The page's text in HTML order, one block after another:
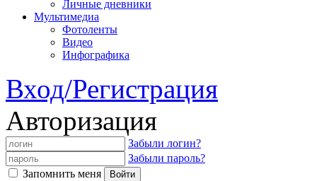
Личные дневники
Мультимедиа
Фотоленты
Видео
Инфографика
Вход/Регистрация
Авторизация
Забыли логин?
Забыли пароль?
Запомнить меня